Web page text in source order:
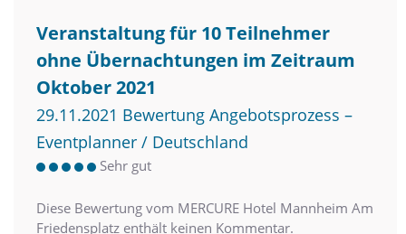
Veranstaltung für 10 Teilnehmer
ohne Übernachtungen im Zeitraum
Oktober 2021
29.11.2021 Bewertung Angebotsprozess –
Eventplanner / Deutschland
Sehr gut
Diese Bewertung vom MERCURE Hotel Mannheim Am
Friedensplatz enthält keinen Kommentar.